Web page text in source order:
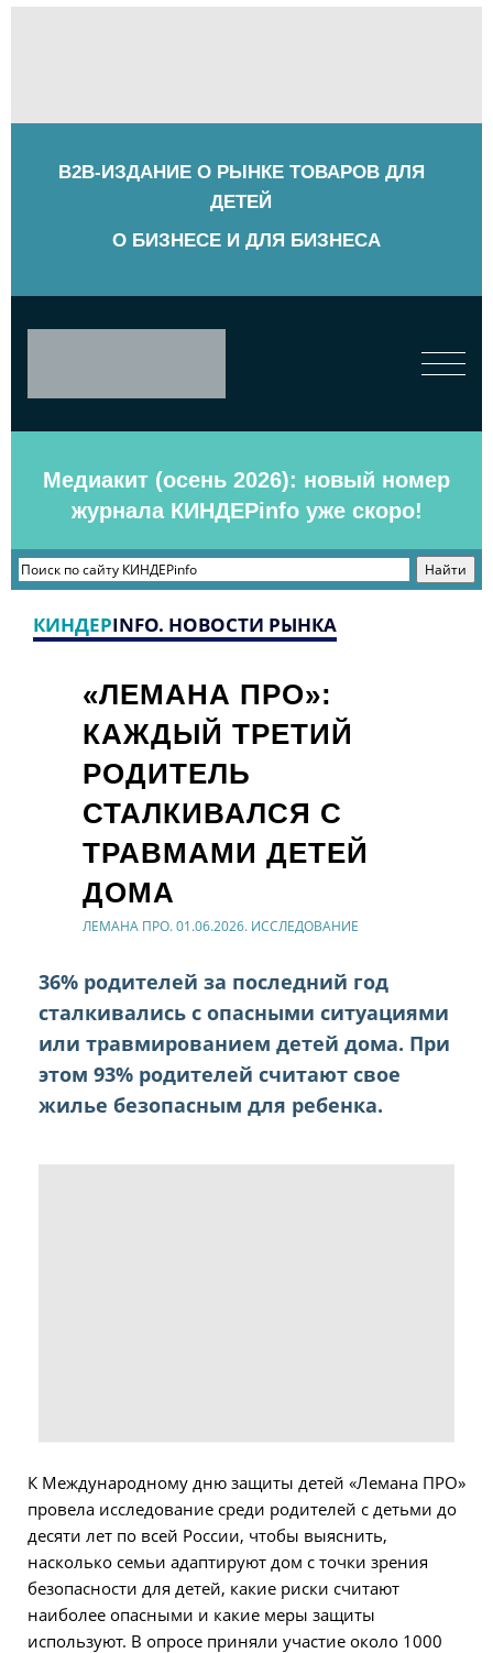
B2B-ИЗДАНИЕ О РЫНКЕ ТОВАРОВ ДЛЯ
ДЕТЕЙ
О БИЗНЕСЕ И ДЛЯ БИЗНЕСА
Медиакит (осень 2026): новый номер
журнала КИНДЕРinfo уже скоро!
КИНДЕРINFO. НОВОСТИ РЫНКА
«ЛЕМАНА ПРО»:
КАЖДЫЙ ТРЕТИЙ
РОДИТЕЛЬ
СТАЛКИВАЛСЯ С
ТРАВМАМИ ДЕТЕЙ
ДОМА
ЛЕМАНА ПРО. 01.06.2026. ИССЛЕДОВАНИЕ
36% родителей за последний год
сталкивались с опасными ситуациями
или травмированием детей дома. При
этом 93% родителей считают свое
жилье безопасным для ребенка.
К Международному дню защиты детей «Лемана ПРО»
провела исследование среди родителей с детьми до
десяти лет по всей России, чтобы выяснить,
насколько семьи адаптируют дом с точки зрения
безопасности для детей, какие риски считают
наиболее опасными и какие меры защиты
используют. В опросе приняли участие около 1000